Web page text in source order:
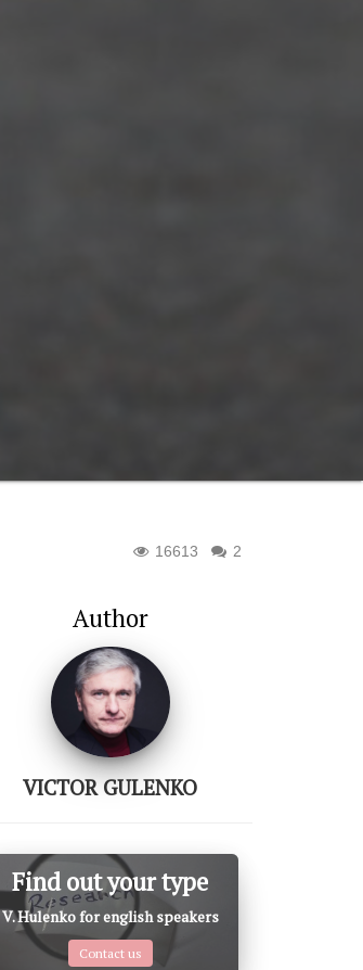
2
16613
Author
VICTOR GULENKO
Find out your type
V. Hulenko for english speakers
Contact us